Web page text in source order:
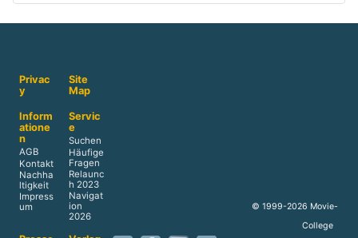
Privac
y
Site
Map
Inform
atione
n
AGB
Kontakt
Nachha
ltigkeit
Impress
um
Servic
e
Suchen
Häufige
Fragen
Relaunc
h 2023
Navigat
ion
2026
© 1999-2026 Movie-
College